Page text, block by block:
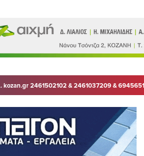
kozan.gr 2461502102 & 2461037209 &